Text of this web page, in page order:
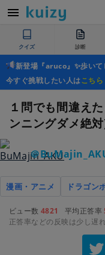
クイズ 診断
新登場『aruco』✨歩いて
今すぐ挑戦したい人はこちら
１問でも間違え
ンニングダメ絶
＠
漫画・アニメ ドラゴン
ビュー数 4821 平均正答率
正答率などの反映は少し遅